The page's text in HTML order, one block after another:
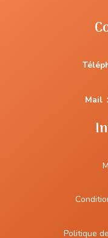
Mail :
Politique